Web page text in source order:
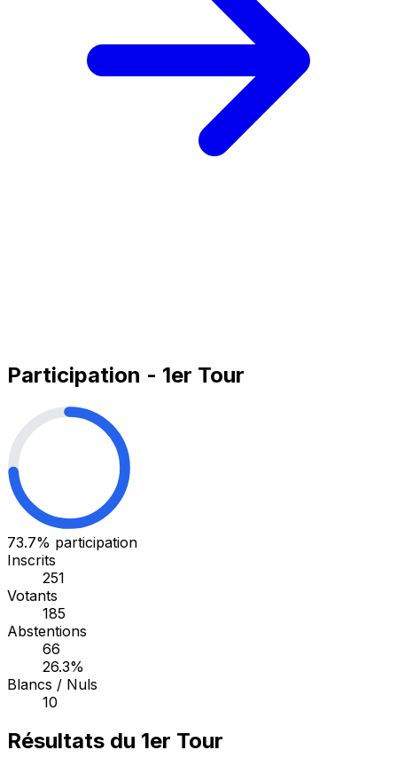
Participation - 1er Tour
73.7% participation
Inscrits
251
Votants
185
Abstentions
66
26.3%
Blancs / Nuls
10
Résultats du 1er Tour